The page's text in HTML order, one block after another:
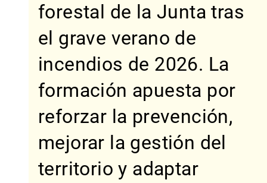
forestal de la Junta tras
el grave verano de
incendios de 2026. La
formación apuesta por
reforzar la prevención,
mejorar la gestión del
territorio y adaptar